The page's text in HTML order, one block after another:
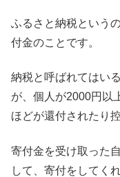
ふるさと納税という
付金のことです。
納税と呼ばれてはい
が、個人が2000円以
ほどが還付されたり
寄付金を受け取った
して、寄付をしてく